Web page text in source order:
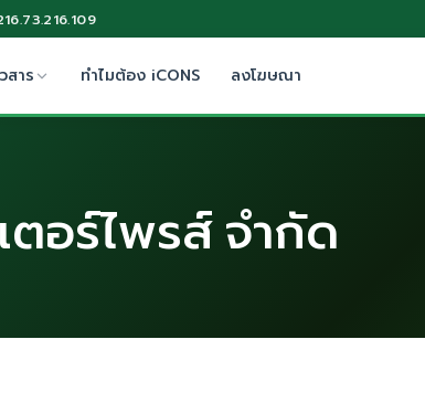
สาร ทำไมต้อง iCONS ลงโฆษณา
ตอร์ไพรส์ จำกัด